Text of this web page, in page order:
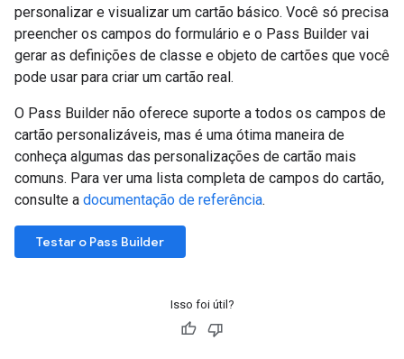
personalizar e visualizar um cartão básico. Você só precisa
preencher os campos do formulário e o Pass Builder vai
gerar as definições de classe e objeto de cartões que você
pode usar para criar um cartão real.
O Pass Builder não oferece suporte a todos os campos de
cartão personalizáveis, mas é uma ótima maneira de
conheça algumas das personalizações de cartão mais
comuns. Para ver uma lista completa de campos do cartão,
consulte a documentação de referência.
Testar o Pass Builder
Isso foi útil?